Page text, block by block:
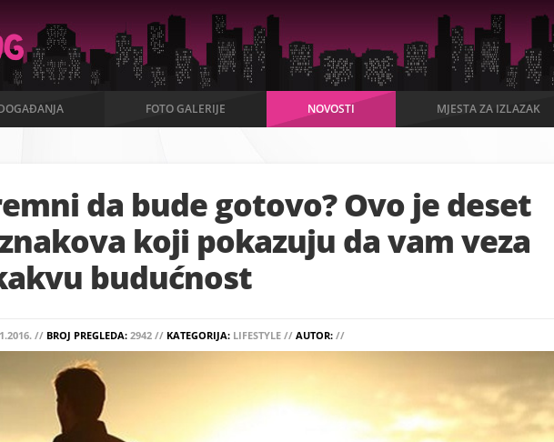
FOTO GALERIJE NOVOSTI MJESTA ZA IZLAZAK
da bude gotovo? Ovo je deset
koji pokazuju da vam veza
budućnost
// BROJ PREGLEDA: 2942 // KATEGORIJA: LIFESTYLE // AUTOR: //